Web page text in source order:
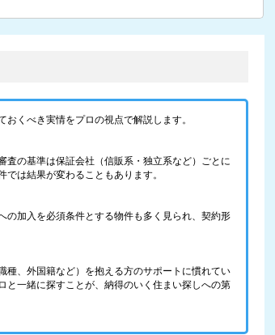
くべき実情をプロの視点で解説します。
査の基準は保証会社（信販系・独立系など）ごとに
は結果が変わることもあります。
の加入を必須条件とする物件も多く見られ、契約形
種、外国籍など）を抱える方のサポートに慣れてい
と一緒に探すことが、納得のいく住まい探しへの第